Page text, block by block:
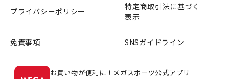
プライバシーポリシー
特定商取引法に基づく
表示
免責事項 SNSガイドライン
お買い物が便利に！メガスポーツ公式アプリ